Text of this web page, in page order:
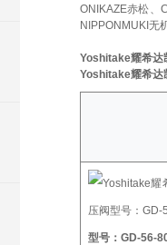
ONIKAZE赤松、
NIPPONMUKI无
Yoshitake耀希达
Yoshitake耀希达
型号：GD-56-